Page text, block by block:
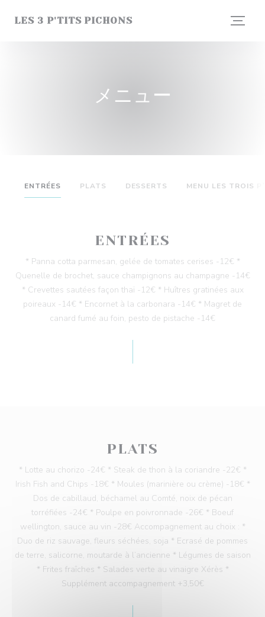
LES 3 P'TITS PICHONS
メニュー
ENTRÉES PLATS DESSERTS MENU LES TROIS
ENTRÉES
* Panna cotta parmesan, gelée de tomates cerises -12€ *
Quenelle de brochet, sauce champignons au champagne -14€
* Crevettes sautées façon thaï -12€ * Huîtres gratinées aux
poireaux -14€ * Encornet à la carbonara -14€ * Magret de
canard fumé au foin, pesto de pistache -14€
PLATS
* Lotte au chorizo -24€ * Steak de thon à la coriandre -22€ *
Irish Fish and Chips -18€ * Moules (marinière ou crème) -18€ *
Dos de cabillaud, béchamel au Comté, noix de pécan
torréfiées -24€ * Poulpe en poivronnade -26€ * Boeuf
wellington, sauce au vin -28€ Accompagnement au choix : *
Duo de riz sauvage, fleurs séchées, soja * Ecrasé de pommes
de terre, salicorne, moutarde à l’ancienne * Légumes de saison
* Frites fraîches * Salades verte au vinaigre Xérès *
Supplément accompagnement +3,50€